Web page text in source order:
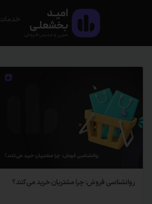
روانشناسی فروش: چرا مشتریان خرید می‌کنند؟